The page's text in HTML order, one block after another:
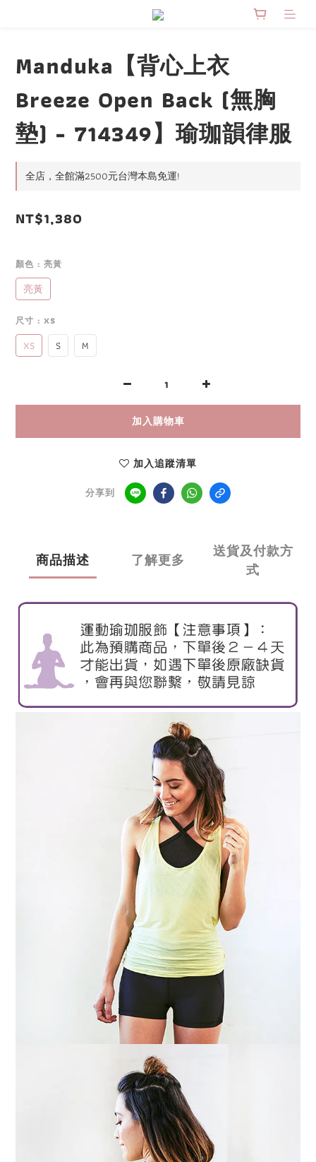
Manduka【背心上衣
Breeze Open Back (無胸
墊) - 714349】瑜珈韻律服
全店，全館滿2500元台灣本島免運!
NT$1,380
顏色 : 亮黃
亮黃
尺寸 : XS
XS S M
加入購物車
加入追蹤清單
分享到
商品描述 了解更多
送貨及付款方
式